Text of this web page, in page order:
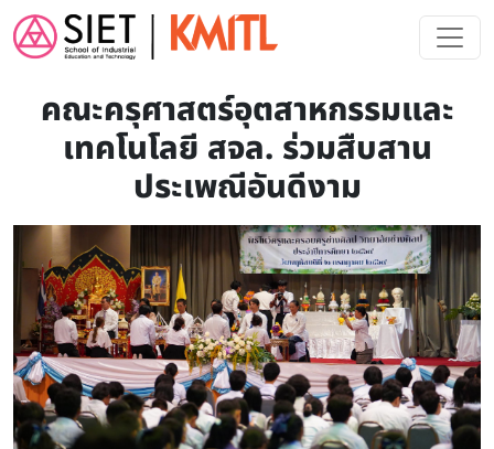
Skip to main content
คณะครุศาสตร์อุตสาหกรรมและ
เทคโนโลยี สจล. ร่วมสืบสาน
ประเพณีอันดีงาม